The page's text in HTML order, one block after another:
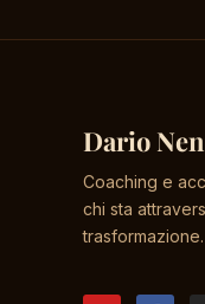
Dario
Coaching e
chi sta
trasformazione.